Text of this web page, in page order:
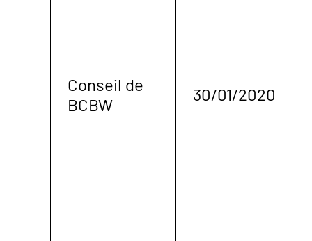
Conseil de
BCBW
30/01/2020